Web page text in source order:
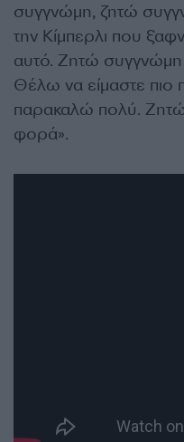
συγγνώμη, ζητώ
την Κίμπερλι που
αυτό. Ζητώ
Θέλω να είμαστε πιο
παρακαλώ πολύ.
φορά».